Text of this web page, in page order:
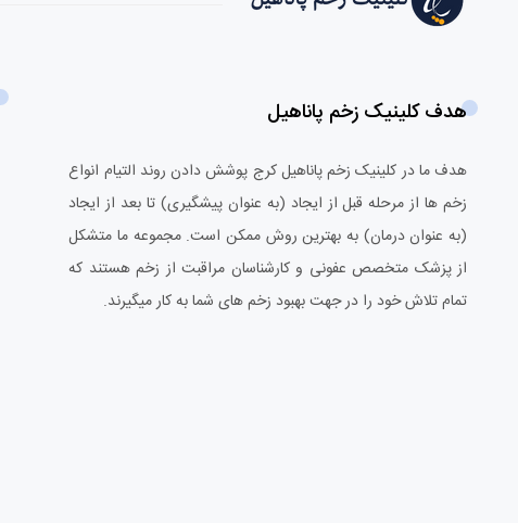
هدف کلینیک زخم پاناهیل
هدف ما در کلینیک زخم پاناهیل کرج پوشش دادن روند التیام انواع
زخم ها از مرحله قبل از ایجاد (به عنوان پیشگیری) تا بعد از ایجاد
(به عنوان درمان) به بهترین روش ممکن است. مجموعه ما متشکل
از پزشک متخصص عفونی و کارشناسان مراقبت از زخم هستند که
تمام تلاش خود را در جهت بهبود زخم های شما به کار میگیرند.